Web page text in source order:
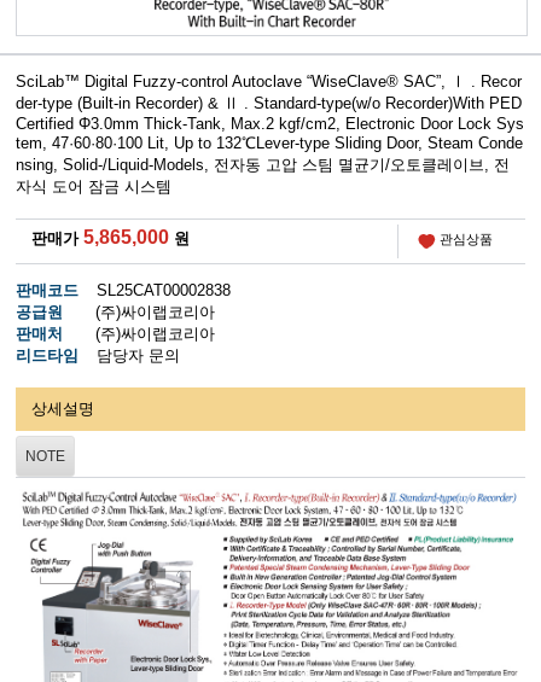
SciLab™ Digital Fuzzy-control Autoclave “WiseClave® SAC”, Ⅰ . Recor
der-type (Built-in Recorder) & Ⅱ . Standard-type(w/o Recorder)With PED
Certified Φ3.0mm Thick-Tank, Max.2 kgf/cm2, Electronic Door Lock Sys
tem, 47·60·80·100 Lit, Up to 132℃Lever-type Sliding Door, Steam Conde
nsing, Solid-/Liquid-Models, 전자동 고압 스팀 멸균기/오토클레이브, 전
자식 도어 잠금 시스템
판매가5,865,000 원 관심상품
판매코드
SL25CAT00002838
공급원
(주)싸이랩코리아
판매처
(주)싸이랩코리아
리드타임
담당자 문의
상세설명
NOTE